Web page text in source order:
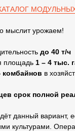
мыслит урожаем!
до 40 т/ч
площадь 1 – 4 тыс.
комбайнов в
срок полной
данный вариант,
культурами.